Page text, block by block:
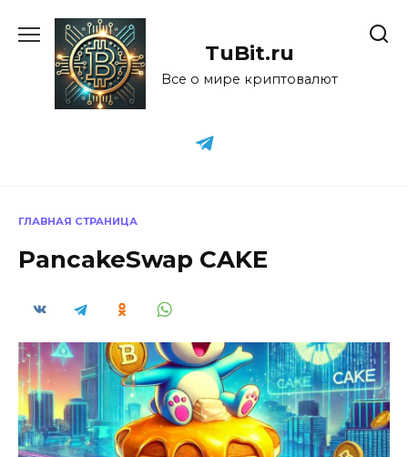
содержанию
TuBit.ru
Все о мире криптовалют
ГЛАВНАЯ СТРАНИЦА
PancakeSwap CAKE